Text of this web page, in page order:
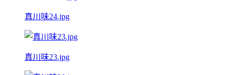
真川味24.jpg
真川味23.jpg